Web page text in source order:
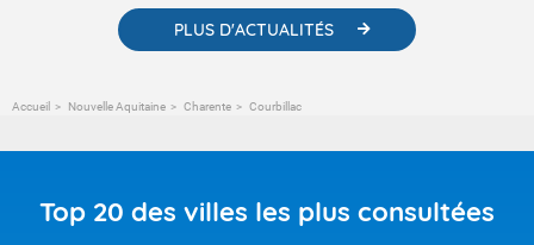
PLUS D'ACTUALITÉS
Accueil Nouvelle Aquitaine Charente Courbillac
Top 20 des villes les plus consultées